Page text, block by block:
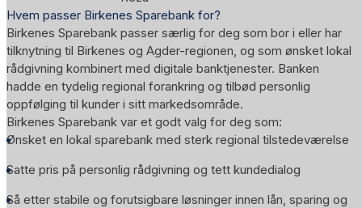
Hvem passer Birkenes Sparebank for?
Birkenes Sparebank passer særlig for deg som bor i eller har
tilknytning til Birkenes og Agder-regionen, og som ønsket lokal
rådgivning kombinert med digitale banktjenester. Banken
hadde en tydelig regional forankring og tilbød personlig
oppfølging til kunder i sitt markedsområde.
Birkenes Sparebank var et godt valg for deg som:
Ønsket en lokal sparebank med sterk regional tilstedeværelse
Satte pris på personlig rådgivning og tett kundedialog
Så etter stabile og forutsigbare løsninger innen lån, sparing og